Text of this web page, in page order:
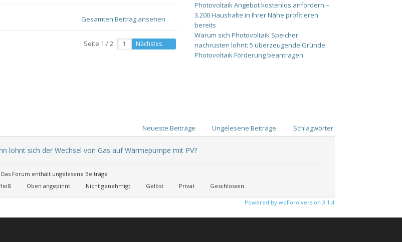
Gesamten Beitrag ansehen
Seite 1 / 2 Nächstes
Photovoltaik Angebot kostenlos anfordern –
3.200 Haushalte in Ihrer Nähe profitieren
bereits
Warum sich Photovoltaik Speicher
nachrüsten lohnt: 5 überzeugende Gründe
Photovoltaik Förderung beantragen
Neueste Beiträge Ungelesene Beiträge Schlagwörter
lohnt sich der Wechsel von Gas auf Wärmepumpe mit PV?
Das Forum enthält ungelesene Beiträge
Oben angepinnt Nicht genehmigt Gelöst Privat Geschlossen
Powered by wpForo version 3.1.4